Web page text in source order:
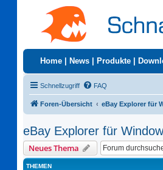
Home News Produkte
Schnellzugriff FAQ
Foren-Übersicht eBay Explorer für
eBay Explorer für
Neues Thema
THEMEN